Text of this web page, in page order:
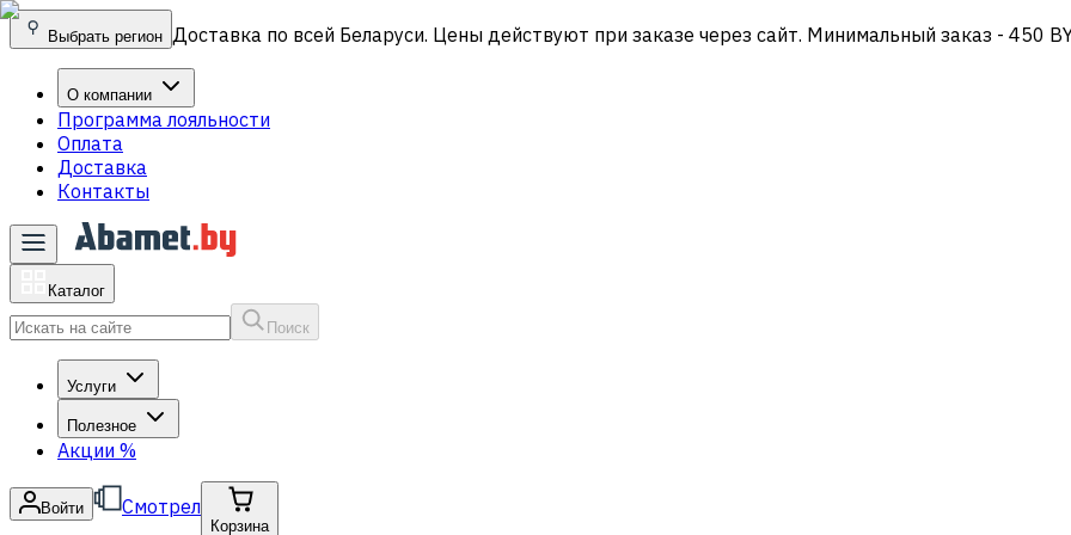
Выбрать регион Доставка по всей Беларуси. Цены действуют при заказе через сайт. Минимальный заказ - 450
О компании
Программа лояльности
Оплата
Доставка
Контакты
Каталог
Поиск
Услуги
Полезное
Акции %
Войти Смотрел
Корзина